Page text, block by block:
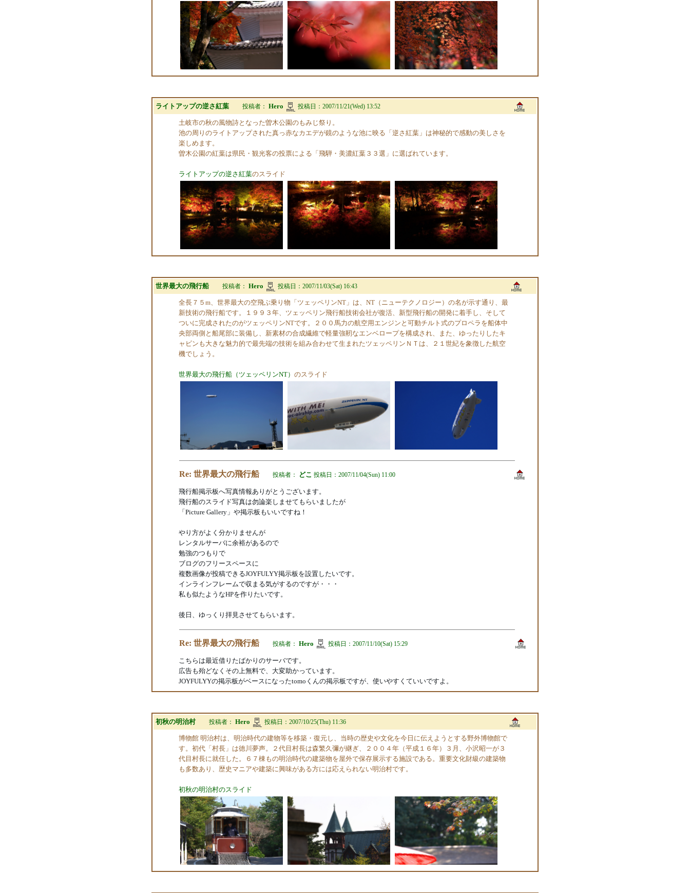
ライトアップの逆さ紅葉 投稿者： Hero 投稿日： 2007/11/21(Wed) 13:52
土岐市の秋の風物詩となった曽木公園のもみじ祭り。
池の周りのライトアップされた真っ赤なカエデが鏡のような池に映る「逆さ紅葉」は神秘的で感動の美しさを
楽しめます。
曽木公園の紅葉は県民・観光客の投票による「飛騨・美濃紅葉３３選」に選ばれています。
ライトアップの逆さ紅葉のスライド
世界最大の飛行船 投稿者： Hero 投稿日： 2007/11/03(Sat) 16:43
全長７５m、世界最大の空飛ぶ乗り物「ツェッペリンNT」は、NT（ニューテクノロジー）の名が示す通り、最
新技術の飛行船です。１９９３年、ツェッペリン飛行船技術会社が復活、新型飛行船の開発に着手し、そして
ついに完成されたのがツェッペリンNTです。２００馬力の航空用エンジンと可動チルト式のプロペラを船体中
央部両側と船尾部に装備し、新素材の合成繊維で軽量強靭なエンベロープを構成され、また、ゆったりしたキ
ャビンも大きな魅力的で最先端の技術を組み合わせて生まれたツェッペリンＮＴは、２１世紀を象徴した航空
機でしょう。
世界最大の飛行船（ツェッペリンNT） のスライド
Re: 世界最大の飛行船 投稿者： どこ 投稿日： 2007/11/04(Sun) 11:00
飛行船掲示板へ写真情報ありがとうございます。
飛行船のスライド写真は勿論楽しませてもらいましたが
「Picture Gallery」や掲示板もいいですね！
やり方がよく分かりませんが
レンタルサーバに余裕があるので
勉強のつもりで
ブログのフリースペースに
複数画像が投稿できるJOYFULYY掲示板を設置したいです。
インラインフレームで収まる気がするのですが・・・
私も似たようなHPを作りたいです。
後日、ゆっくり拝見させてもらいます。
Re: 世界最大の飛行船 投稿者： Hero 投稿日： 2007/11/10(Sat) 15:29
こちらは最近借りたばかりのサーバです。
広告も殆どなくその上無料で、大変助かっています。
JOYFULYYの掲示板がベースになったtomoくんの掲示板ですが、使いやすくていいですよ。
初秋の明治村 投稿者： Hero 投稿日： 2007/10/25(Thu) 11:36
博物館 明治村は、明治時代の建物等を移築・復元し、当時の歴史や文化を今日に伝えようとする野外博物館で
す。初代「村長」は徳川夢声。２代目村長は森繁久彌が継ぎ、２００４年（平成１６年）３月、小沢昭一が３
代目村長に就任した。６７棟もの明治時代の建築物を屋外で保存展示する施設である。重要文化財級の建築物
も多数あり、歴史マニアや建築に興味がある方には応えられない明治村です。
初秋の明治村のスライド